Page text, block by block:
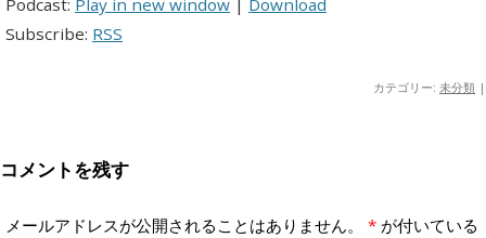
ヤ
Podcast: Play in new window | Download
Subscribe: RSS
カテゴリー: 未分類 |
コメントを残す
メールアドレスが公開されることはありません。 * が付いている